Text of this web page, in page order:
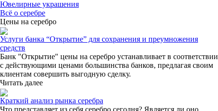
Ювелирные украшения
Всё о серебре
Цены на серебро
Услуги банка “Открытие” для сохранения и преумножения
средств
Банк "Открытие" цены на серебро устанавливает в соответствии
с действующими ценами большинства банков, предлагая своим
клиентам совершить выгодную сделку.
Читать далее
Краткий анализ рынка серебра
Что представляет из себя серебро сегодня? Является ли оно